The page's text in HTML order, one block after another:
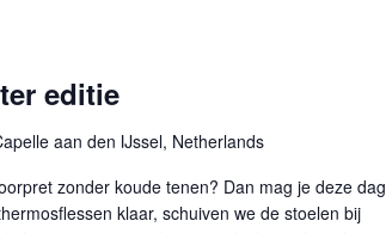
editie
aan den IJssel, Netherlands
zonder koude tenen? Dan mag je deze dag
klaar, schuiven we de stoelen bij